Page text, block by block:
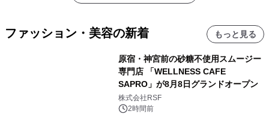
ファッション・美容の新着 もっと見る
原宿・神宮前の砂糖不使用スムージー
専門店 「WELLNESS CAFE
SAPRO」が8月8日グランドオープン
株式会社RSF
2時間前